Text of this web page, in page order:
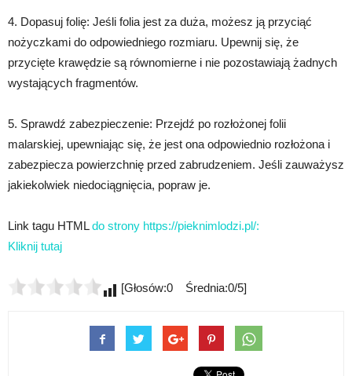
4. Dopasuj folię: Jeśli folia jest za duża, możesz ją przyciąć
nożyczkami do odpowiedniego rozmiaru. Upewnij się, że
przycięte krawędzie są równomierne i nie pozostawiają żadnych
wystających fragmentów.
5. Sprawdź zabezpieczenie: Przejdź po rozłożonej folii
malarskiej, upewniając się, że jest ona odpowiednio rozłożona i
zabezpiecza powierzchnię przed zabrudzeniem. Jeśli zauważysz
jakiekolwiek niedociągnięcia, popraw je.
Link tagu HTMLdo strony https://pieknimlodzi.pl/:
Kliknij tutaj
[Głosów:0 Średnia:0/5]